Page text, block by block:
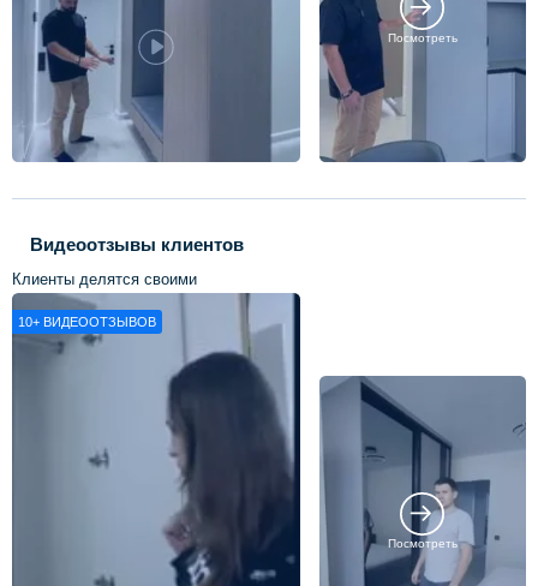
Посмотреть
Видеоотзывы клиентов
Клиенты делятся своими
впечатлениями о нашей работе
10+ ВИДЕООТЗЫВОВ
Посмотреть